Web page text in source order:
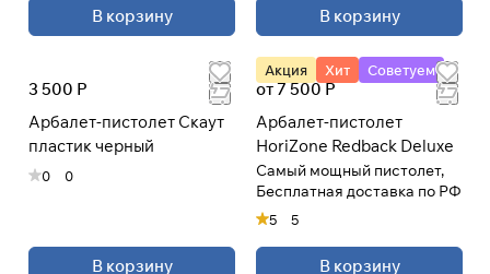
В корзину В корзину
3 500 Р
Арбалет-пистолет Скаут
пластик черный
0 0
В корзину
Акция Хит Советуем
от 7 500 Р
Арбалет-пистолет
HoriZone Redback Deluxe
Самый мощный пистолет,
Бесплатная доставка по РФ
5 5
В корзину